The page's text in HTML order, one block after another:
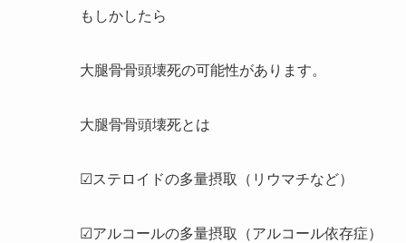
もしかしたら
大腿骨骨頭壊死の可能性があります。
大腿骨骨頭壊死とは
☑ステロイドの多量摂取（リウマチなど）
☑アルコールの多量摂取（アルコール依存症）